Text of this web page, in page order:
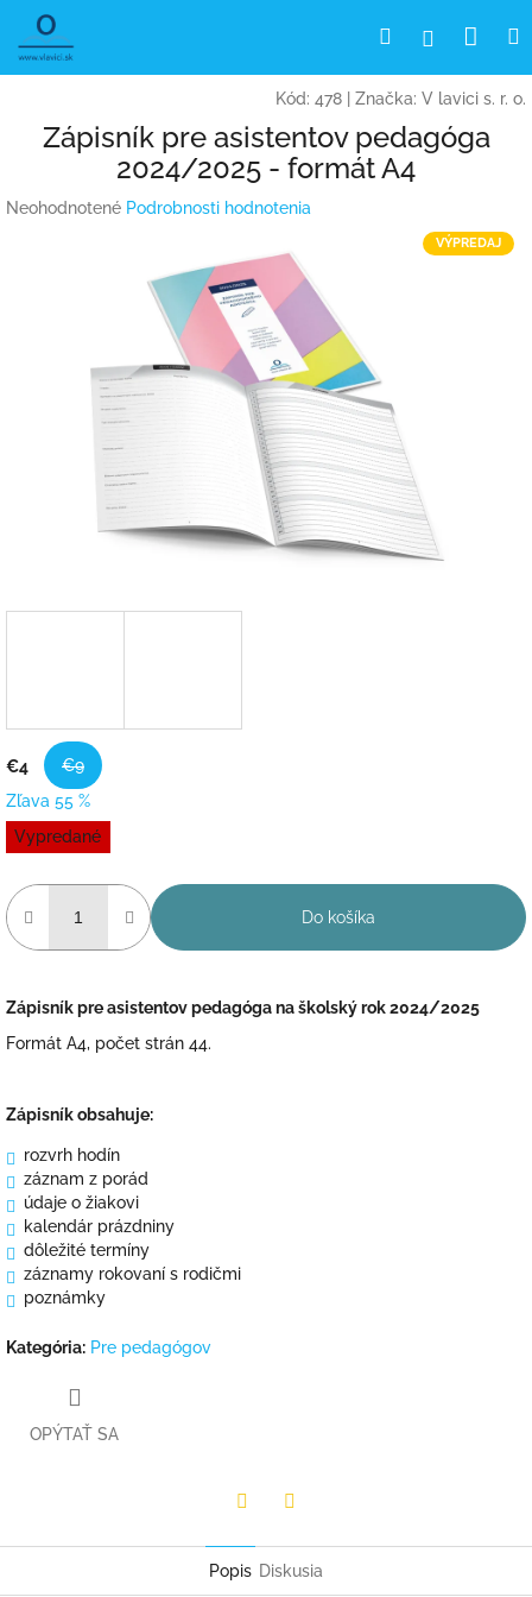
obsah
Hľadať
Kód: 478 Značka: V lavici s. r. o.
Zápisník pre asistentov pedagóga
2024/2025 - formát A4
Priemerné
hviezdičiek.
Neohodnotené Podrobnosti hodnotenia
VÝPREDAJ
€4
€9
Zľava 55 %
Jednotková
cena:
Vypredané
Do košíka
Zápisník pre asistentov pedagóga na školský rok 2024/2025
Formát A4, počet strán 44.
Zápisník obsahuje:
rozvrh hodín
záznam z porád
údaje o žiakovi
kalendár prázdniny
dôležité termíny
záznamy rokovaní s rodičmi
poznámky
Kategória: Pre pedagógov
OPÝTAŤ SA
Popis Diskusia